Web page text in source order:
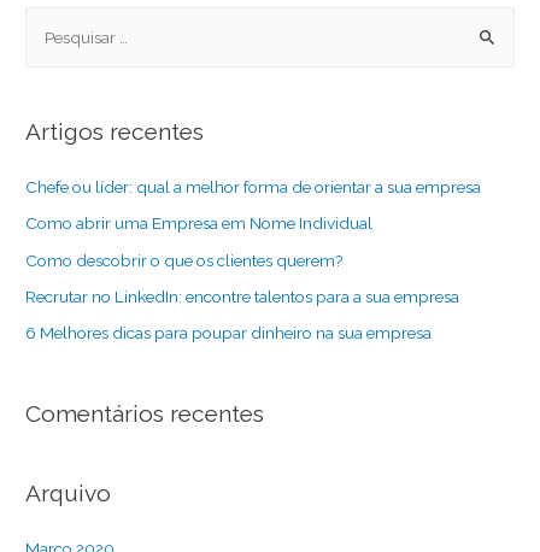
Artigos recentes
Chefe ou líder: qual a melhor forma de orientar a sua empresa
Como abrir uma Empresa em Nome Individual
Como descobrir o que os clientes querem?
Recrutar no LinkedIn: encontre talentos para a sua empresa
6 Melhores dicas para poupar dinheiro na sua empresa
Comentários recentes
Arquivo